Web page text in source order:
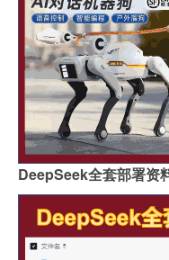
DeepSeek全套部署资